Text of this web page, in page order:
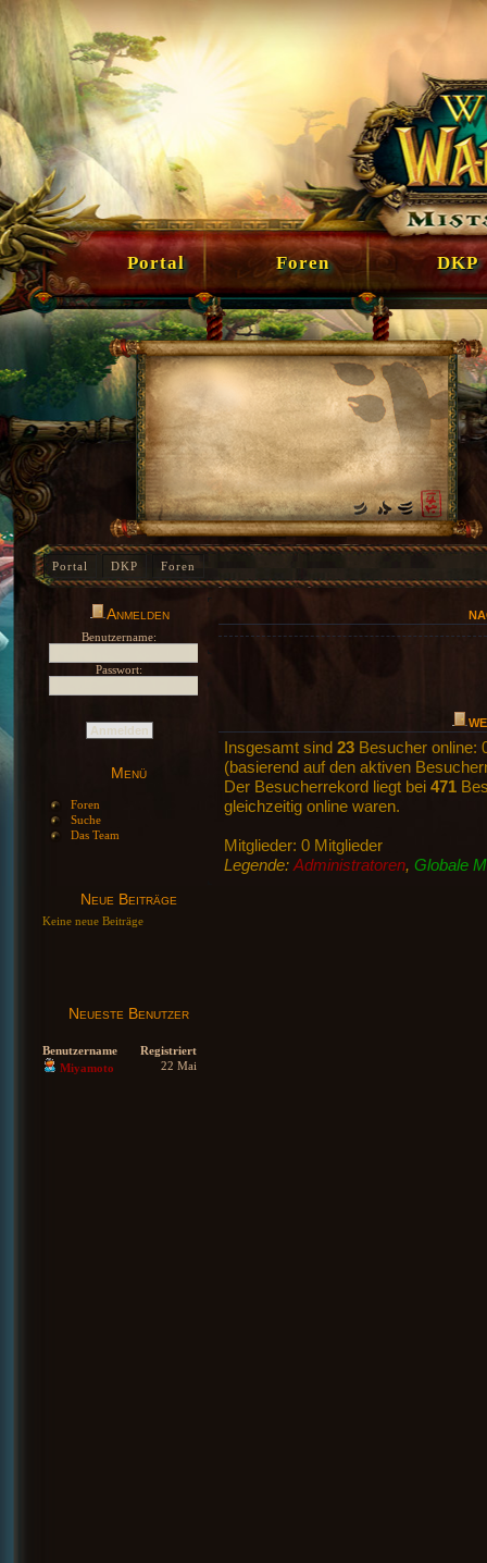
Portal Foren DKP
Portal DKP Foren
Anmelden
Benutzername:
Passwort:
Menü
Foren
Suche
Das Team
Neue Beiträge
Keine neue Beiträge
Neueste Benutzer
Benutzername
Registriert
Miyamoto
22 Mai
Insgesamt sind 23Besucher online:
(basierend auf den aktiven
Der Besucherrekord liegt bei 471
gleichzeitig online waren.
Mitglieder: 0 Mitglieder
Legende: Administratoren, Globale